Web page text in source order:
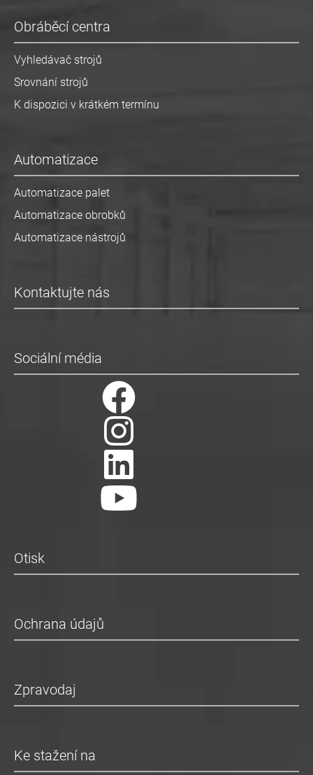
Obráběcí centra
Vyhledávač strojů
Srovnání strojů
K dispozici v krátkém termínu
Automatizace
Automatizace palet
Automatizace obrobků
Automatizace nástrojů
Kontaktujte nás
Sociální média
Otisk
Ochrana údajů
Zpravodaj
Ke stažení na